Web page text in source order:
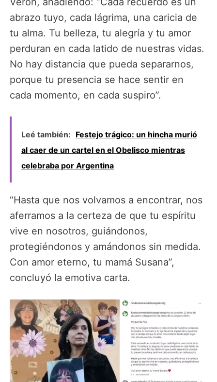
abrazo tuyo, cada lágrima, una caricia de
tu alma. Tu belleza, tu alegría y tu amor
perduran en cada latido de nuestras vidas.
No hay distancia que pueda separarnos,
porque tu presencia se hace sentir en
cada momento, en cada suspiro”.
Leé también: Festejo trágico: un hincha murió
al caer de un cartel en el Obelisco mientras
celebraba por Argentina
“Hasta que nos volvamos a encontrar, nos
aferramos a la certeza de que tu espíritu
vive en nosotros, guiándonos,
protegiéndonos y amándonos sin medida.
Con amor eterno, tu mamá Susana”,
concluyó la emotiva carta.